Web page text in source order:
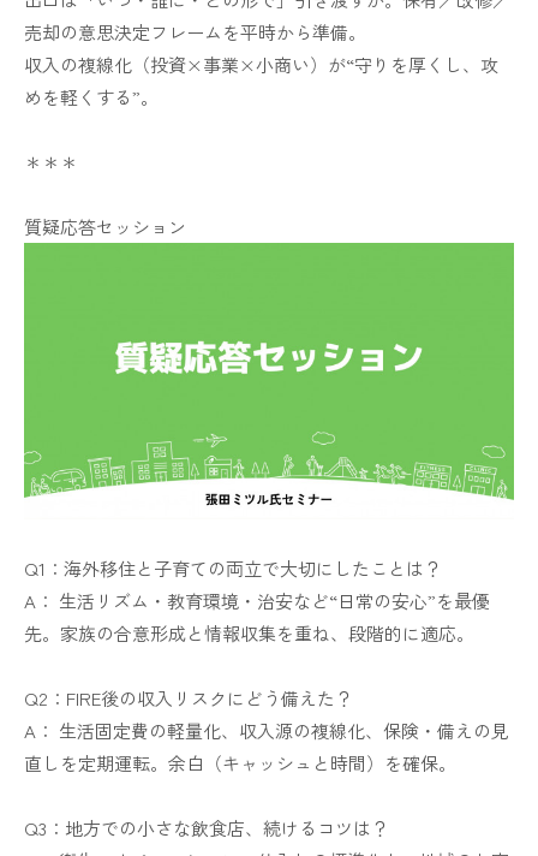
売却の意思決定フレームを平時から準備。
収入の複線化（投資×事業×小商い）が“守りを厚くし、攻
めを軽くする”。
＊＊＊
質疑応答セッション
Q1：海外移住と子育ての両立で大切にしたことは？
A： 生活リズム・教育環境・治安など“日常の安心”を最優
先。家族の合意形成と情報収集を重ね、段階的に適応。
Q2：FIRE後の収入リスクにどう備えた？
A： 生活固定費の軽量化、収入源の複線化、保険・備えの見
直しを定期運転。余白（キャッシュと時間）を確保。
Q3：地方での小さな飲食店、続けるコツは？